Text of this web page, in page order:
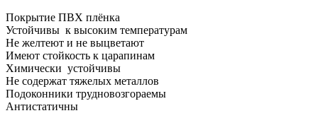
Покрытие ПВХ плёнка
Устойчивы к высоким температурам
Не желтеют и не выцветают
Имеют стойкость к царапинам
Химически устойчивы
Не содержат тяжелых металлов
Подоконники трудновозгораемы
Антистатичны